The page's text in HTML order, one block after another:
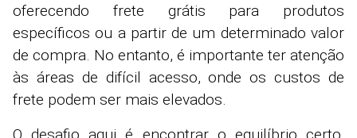
oferecendo frete grátis para produtos
específicos ou a partir de um determinado valor
de compra. No entanto, é importante ter atenção
às áreas de difícil acesso, onde os custos de
frete podem ser mais elevados.